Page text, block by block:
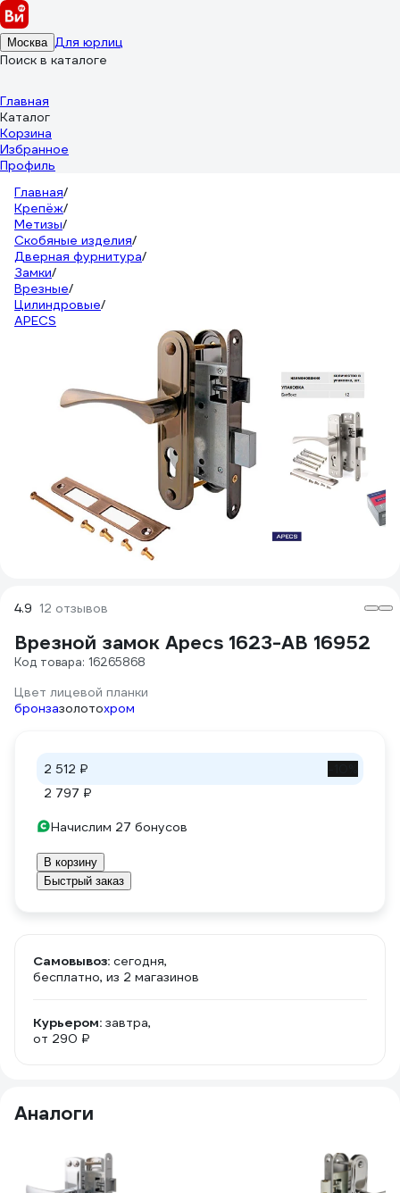
Москва Для юрлиц
Поиск в каталоге
Главная
Каталог
Корзина
Избранное
Профиль
Главная/
Крепёж/
Метизы/
Скобяные изделия/
Дверная фурнитура/
Замки/
Врезные/
Цилиндровые/
APECS
4.9 12 отзывов
Врезной замок Apecs 1623-AB 16952
Код товара: 16265868
Цвет лицевой планки
бронзазолотохром
2 512 ₽
2 797 ₽
Начислим 27 бонусов
В корзину
Быстрый заказ
Самовывоз: сегодня,
бесплатно, из 2 магазинов
Курьером: завтра,
от 290 ₽
Аналоги